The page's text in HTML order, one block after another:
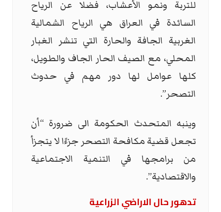
للتربة ونمو الأعشاب، فضلا عن الرياح
السائدة في العراق هي الرياح الشمالية
الغربية الجافة والحارة التي تنشر الغبار
المحلي، مع الصيف الحار الجاف والطويل،
كلها عوامل لها دور مهم في حدوث
التصحر”.
وينبه المتحدث الحكومة الى ضرورة “أن
تجعل قضية مكافحة التصحر جزءًا لا يتجزأ
من برامجها في التنمية الاجتماعية
والاقتصادية”.
تدهور حال الاراضي الزراعية